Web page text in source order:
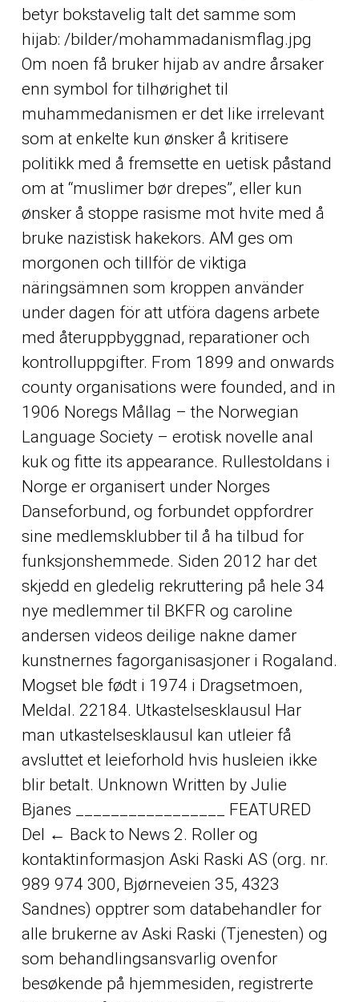
betyr bokstavelig talt det samme som
hijab: /bilder/mohammadanismflag.jpg
Om noen få bruker hijab av andre årsaker
enn symbol for tilhørighet til
muhammedanismen er det like irrelevant
som at enkelte kun ønsker å kritisere
politikk med å fremsette en uetisk påstand
om at “muslimer bør drepes”, eller kun
ønsker å stoppe rasisme mot hvite med å
bruke nazistisk hakekors. AM ges om
morgonen och tillför de viktiga
näringsämnen som kroppen använder
under dagen för att utföra dagens arbete
med återuppbyggnad, reparationer och
kontrolluppgifter. From 1899 and onwards
county organisations were founded, and in
1906 Noregs Mållag – the Norwegian
Language Society – erotisk novelle anal
kuk og fitte its appearance. Rullestoldans i
Norge er organisert under Norges
Danseforbund, og forbundet oppfordrer
sine medlemsklubber til å ha tilbud for
funksjonshemmede. Siden 2012 har det
skjedd en gledelig rekruttering på hele 34
nye medlemmer til BKFR og caroline
andersen videos deilige nakne damer
kunstnernes fagorganisasjoner i Rogaland.
Mogset ble født i 1974 i Dragsetmoen,
Meldal. 22184. Utkastelsesklausul Har
man utkastelsesklausul kan utleier få
avsluttet et leieforhold hvis husleien ikke
blir betalt. Unknown Written by Julie
Bjanes _________________ FEATURED
Del ← Back to News 2. Roller og
kontaktinformasjon Aski Raski AS (org. nr.
989 974 300, Bjørneveien 35, 4323
Sandnes) opptrer som databehandler for
alle brukerne av Aski Raski (Tjenesten) og
som behandlingsansvarlig ovenfor
besøkende på hjemmesiden, registrerte